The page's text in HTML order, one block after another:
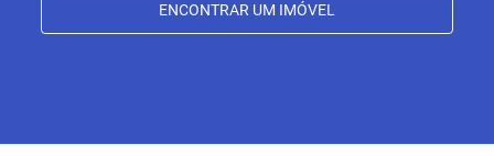
ENCONTRAR UM IMÓVEL